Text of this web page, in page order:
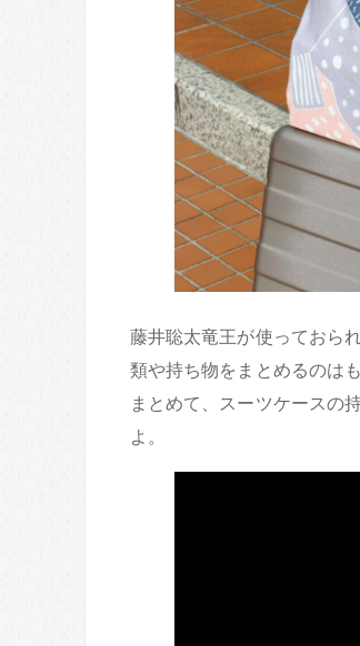
藤井聡太竜王が使っておら
類や持ち物をまとめるのは
まとめて、スーツケースの
よ。